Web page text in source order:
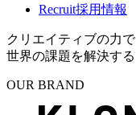
Recruit採用情報
クリエイティブの力で
世界の課題を解決する
OUR BRAND